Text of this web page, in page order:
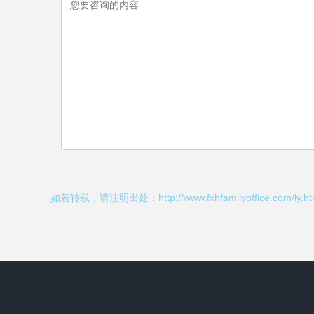
如若转载，请注明出处：http://www.fxhfamilyoffice.com/